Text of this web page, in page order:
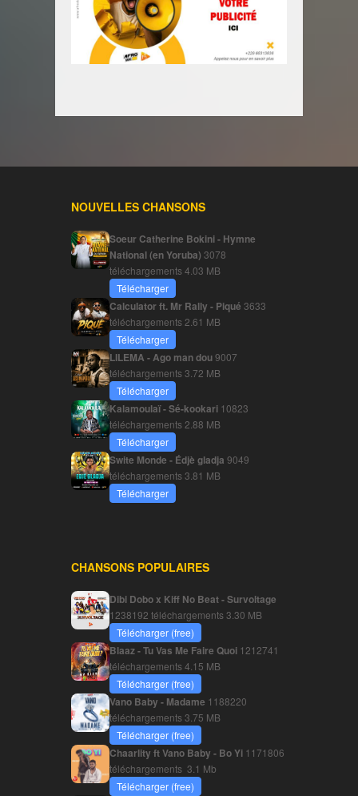
NOUVELLES CHANSONS
Soeur Catherine Bokini - Hymne
National (en Yoruba) 3078
téléchargements4.03 MB
Télécharger
Calculator ft. Mr Rally - Piqué 3633
téléchargements 2.61 MB
Télécharger
LILEMA - Ago man dou9007
téléchargements3.72 MB
Télécharger
Kalamoulaï - Sé-kookari 10823
téléchargements 2.88 MB
Télécharger
Swite Monde - Édjè gladja 9049
téléchargements3.81 MB
Télécharger
CHANSONS POPULAIRES
Dibi Dobo x Kiff No Beat - Survoltage
1238192 téléchargements3.30 MB
Télécharger (free)
Blaaz - Tu Vas Me Faire Quoi 1212741
téléchargements4.15 MB
Télécharger (free)
Vano Baby - Madame 1188220
téléchargements3.75 MB
Télécharger (free)
Chaarlity ft Vano Baby - Bo Yi 1171806
téléchargements 3.1 Mb
Télécharger (free)